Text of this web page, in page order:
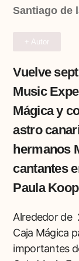
Santiago de
+ Autor
Vuelve
Music
Mágica y
astro
hermanos
cantantes
Paula
Alrededor de
Caja Mágica
importantes